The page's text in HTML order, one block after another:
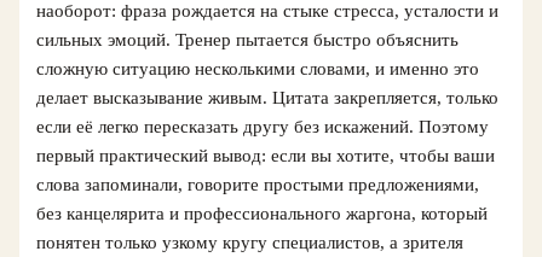
наоборот: фраза рождается на стыке стресса, усталости и
сильных эмоций. Тренер пытается быстро объяснить
сложную ситуацию несколькими словами, и именно это
делает высказывание живым. Цитата закрепляется, только
если её легко пересказать другу без искажений. Поэтому
первый практический вывод: если вы хотите, чтобы ваши
слова запоминали, говорите простыми предложениями,
без канцелярита и профессионального жаргона, который
понятен только узкому кругу специалистов, а зрителя